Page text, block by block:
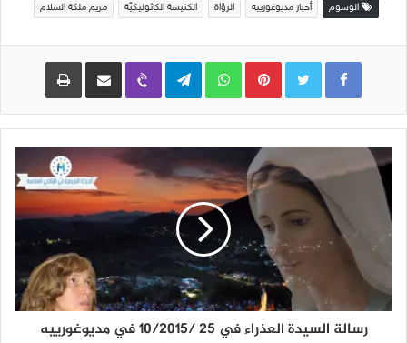
الوسوم أخبار مديوغورييه الرؤاة الكنيسة الكاثوليكيّة مريم ملكة السلام
Pinterest
WhatsApp
Telegram
Viber مشاركة عبر البريد طباعة
رسالة السيدة العذراء في 25 /10/2015 في مديوغورييه